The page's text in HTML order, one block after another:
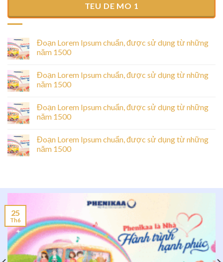
TEU DE MO 1
Đoạn Lorem Ipsum chuẩn, được sử dụng từ những
năm 1500
Đoạn Lorem Ipsum chuẩn, được sử dụng từ những
năm 1500
Đoạn Lorem Ipsum chuẩn, được sử dụng từ những
năm 1500
Đoạn Lorem Ipsum chuẩn, được sử dụng từ những
năm 1500
25
Th6